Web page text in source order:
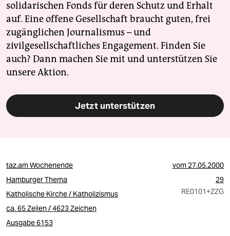
solidarischen Fonds für deren Schutz und Erhalt
auf. Eine offene Gesellschaft braucht guten, frei
zugänglichen Journalismus – und
zivilgesellschaftliches Engagement. Finden Sie
auch? Dann machen Sie mit und unterstützen Sie
unsere Aktion.
Jetzt unterstützen
taz.am Wochenende vom27.05.2000
Hamburger Thema
29
Katholische Kirche / Katholizismus
RE0101+ZZG
ca. 65 Zeilen / 4623 Zeichen
Ausgabe 6153